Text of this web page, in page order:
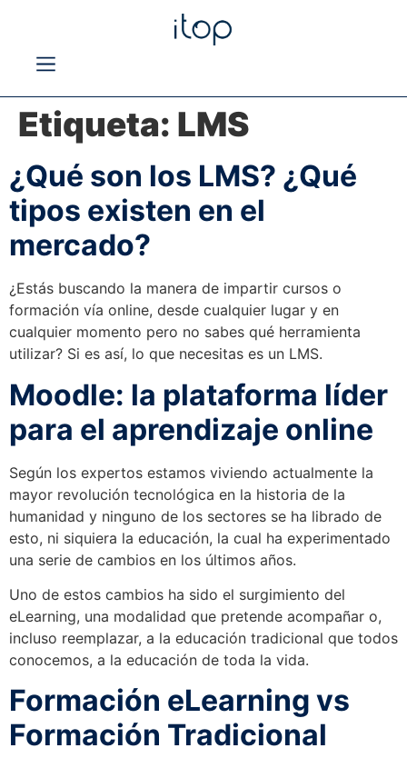
Etiqueta: LMS
¿Qué son los LMS? ¿Qué
tipos existen en el
mercado?
¿Estás buscando la manera de impartir cursos o
formación vía online, desde cualquier lugar y en
cualquier momento pero no sabes qué herramienta
utilizar? Si es así, lo que necesitas es un LMS.
Moodle: la plataforma líder
para el aprendizaje online
Según los expertos estamos viviendo actualmente la
mayor revolución tecnológica en la historia de la
humanidad y ninguno de los sectores se ha librado de
esto, ni siquiera la educación, la cual ha experimentado
una serie de cambios en los últimos años.
Uno de estos cambios ha sido el surgimiento del
eLearning, una modalidad que pretende acompañar o,
incluso reemplazar, a la educación tradicional que todos
conocemos, a la educación de toda la vida.
Formación eLearning vs
Formación Tradicional